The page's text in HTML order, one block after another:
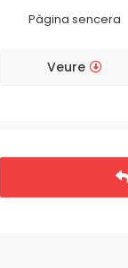
Pàgina sencera
Veure